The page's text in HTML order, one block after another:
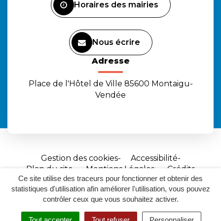
Ce site utilise des traceurs pour fonctionner et obtenir des
statistiques d'utilisation afin améliorer l'utilisation, vous pouvez
contrôler ceux que vous souhaitez activer.
Horaires des mairies
Nous écrire
Adresse
Place de l'Hôtel de Ville 85600 Montaigu-
Vendée
Gestion des cookies
Accessibilité
Plan du site
Mentions Légales
Crédits
Site
réalisé
par